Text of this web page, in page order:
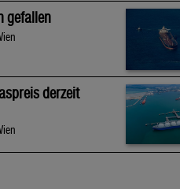
gefallen
derzeit